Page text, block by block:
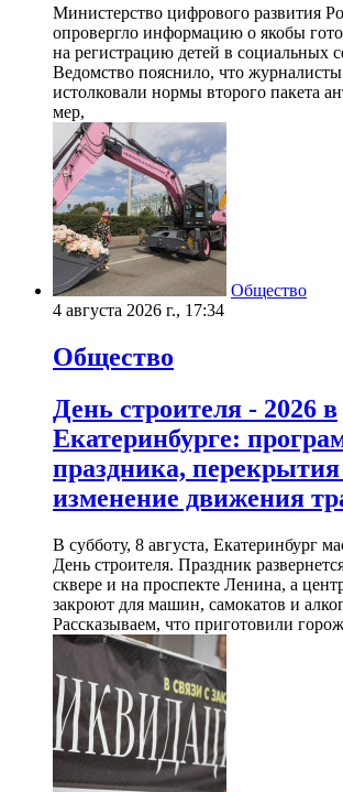
Министерство цифрового развития
опровергло информацию о якобы
на регистрацию детей в социальных
Ведомство пояснило, что
истолковали нормы второго пакета
мер,
Общество
4 августа 2026 г., 17:34
Общество
День строителя - 2026 в
Екатеринбурге:
праздника,
изменение движения
В субботу, 8 августа, Екатеринбург
День строителя. Праздник
сквере и на проспекте Ленина, а
закроют для машин, самокатов и
Рассказываем, что приготовили